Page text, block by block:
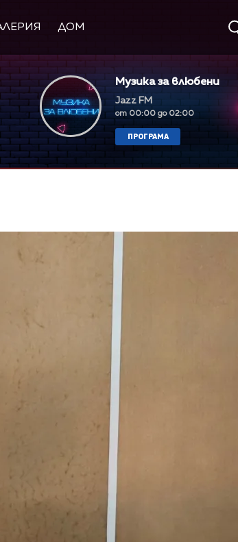
ДОМ
Музика за влюбени
Jazz FM
от 00:00 до 02:00
ПРОГРАМА